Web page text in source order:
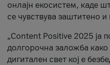
онлајн екосистем, каде
се чувствува заштитено
„Content Positive 2025 ја
долгорочна заложба
дигитален свет кој е